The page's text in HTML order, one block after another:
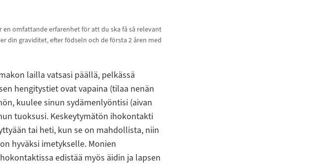
omfattande erfarenhet för att du ska få så relevant
din graviditet, efter födseln och de första 2 åren med
lailla vatsasi päällä, pelkässä
hengitystiet ovat vapaina (tilaa nenän
kuulee sinun sydämenlyöntisi (aivan
tuoksusi. Keskeytymätön ihokontakti
tai heti, kun se on mahdollista, niin
hyväksi imetykselle. Monien
edistää myös äidin ja lapsen